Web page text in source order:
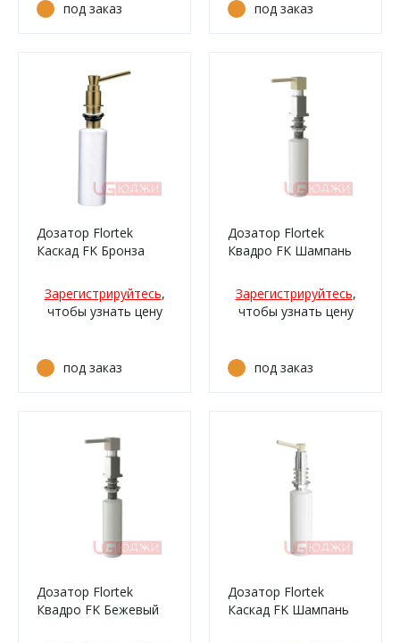
под заказ под заказ
Дозатор Flortek
Каскад FK Бронза
Зарегистрируйтесь,
чтобы узнать цену
под заказ
Дозатор Flortek
Квадро FK Шампань
Зарегистрируйтесь,
чтобы узнать цену
под заказ
Дозатор Flortek
Квадро FK Бежевый
Дозатор Flortek
Каскад FK Шампань